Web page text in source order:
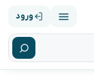
ورود